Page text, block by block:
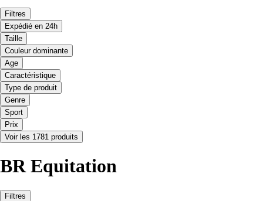
Filtres
Expédié en 24h
Taille
Couleur dominante
Age
Caractéristique
Type de produit
Genre
Sport
Prix
Voir les 1781 produits
BR Equitation
Filtres